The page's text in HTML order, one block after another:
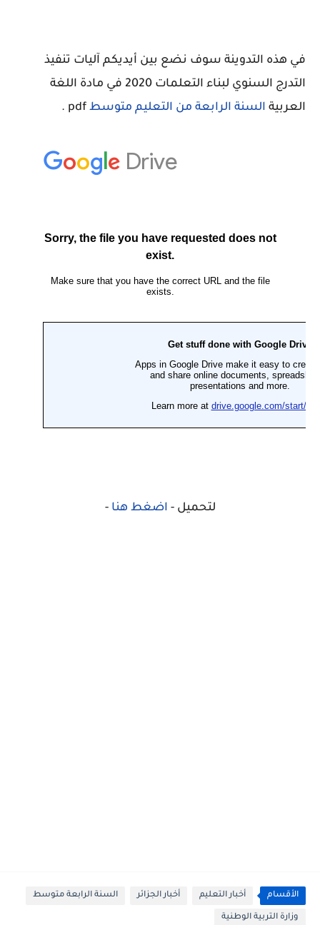
في هذه التدوينة سوف نضع بين أيديكم آليات تنفيذ
التدرج السنوي لبناء التعلمات 2020 في مادة اللغة
العربية السنة الرابعة من التعليم متوسط
لتحميل - اضغط هنا -
الأقسام أخبار التعليم أخبار الجزائر السنة الرابعة متوسط
وزارة التربية الوطنية